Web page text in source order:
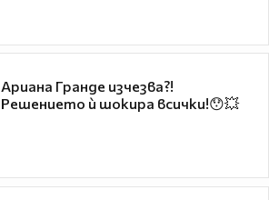
Ариана Гранде изчезва?!
Решението ѝ шокира всички!😯💥